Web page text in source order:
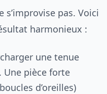
s’improvise pas. Voici
harmonieux :
une tenue
Une pièce forte
d’oreilles)